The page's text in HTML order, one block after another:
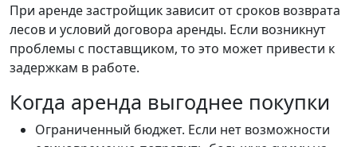
При аренде застройщик зависит от сроков возврата
лесов и условий договора аренды. Если возникнут
проблемы с поставщиком, то это может привести к
задержкам в работе.
Когда аренда выгоднее покупки
Ограниченный бюджет. Если нет возможности